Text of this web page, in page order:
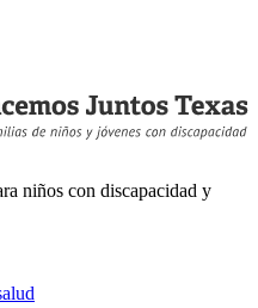
niños con discapacidad y